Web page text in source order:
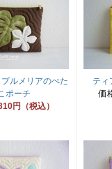
ルメリアのぺた
ポーチ
円（税込）
ティ
価